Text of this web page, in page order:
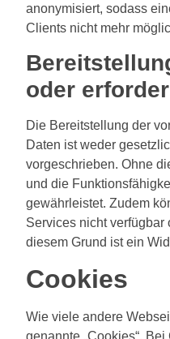
anonymisiert, sodass
Clients nicht mehr
oder
Die Bereitstellung der
Daten ist weder
vorgeschrieben. Ohne
und die
gewährleistet. Zudem
Services nicht verfügbar
diesem Grund ist ein
Cookies
Wie viele andere